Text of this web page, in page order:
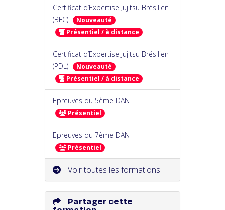
Certificat d’Expertise Jujitsu Brésilien
(BFC)
Nouveauté
Présentiel / à distance
Certificat d’Expertise Jujitsu Brésilien
(PDL)
Nouveauté
Présentiel / à distance
Epreuves du 5ème DAN
Présentiel
Epreuves du 7ème DAN
Présentiel
Voir toutes les formations
Partager cette